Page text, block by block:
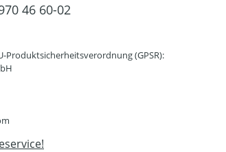
46 60-02
Produktsicherheitsverordnung (GPSR):